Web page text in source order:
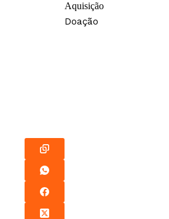
Aquisição
Doação